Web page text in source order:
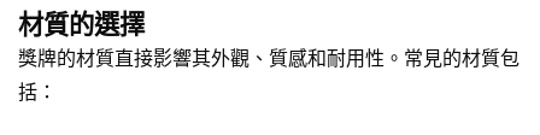
材質的選擇
獎牌的材質直接影響其外觀、質感和耐用性。常見的材質包
括：